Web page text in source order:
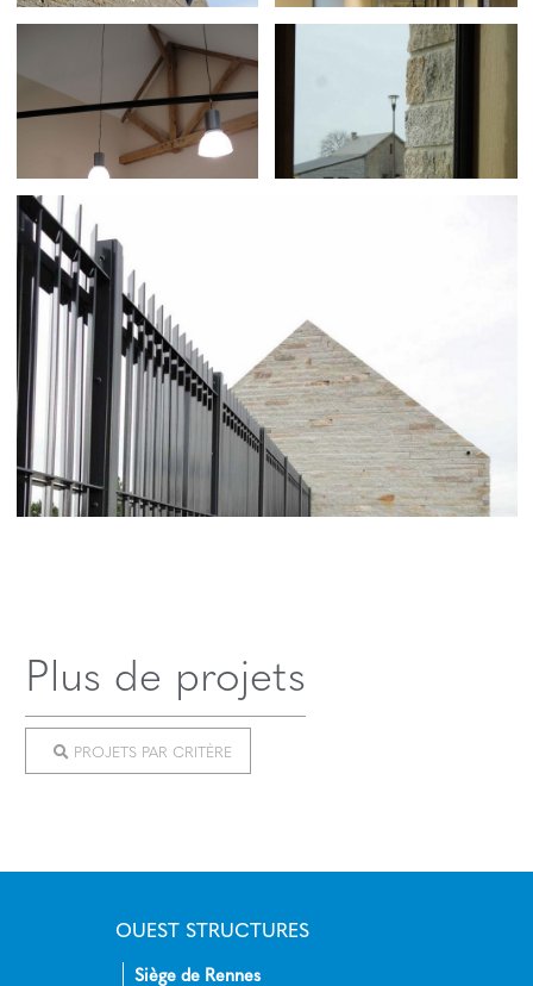
Plus de projets
PROJETS PAR CRITÈRE
OUEST STRUCTURES
Siège de Rennes